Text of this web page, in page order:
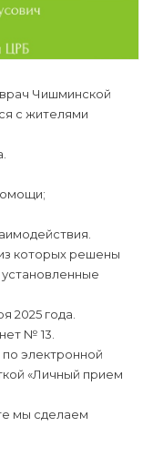
Чишминской
с жителями
которых решены
установленные
2025 года.
№ 13.
по электронной
«Личный прием
мы сделаем